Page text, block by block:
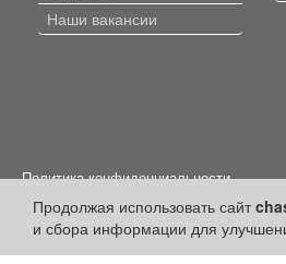
Продолжая использовать сайт
и сбора информации для
Наши вакансии
Политика конфиденциальности
Публикации с пометкой «Реклама»,
Редакция сайта не несет